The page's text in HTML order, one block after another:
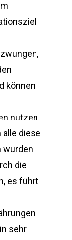
können
nutzen.
alle diese
wurden
die
es führt
sehr